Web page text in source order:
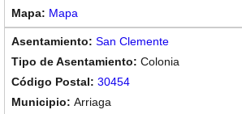
Mapa
San Clemente
Colonia
30454
Arriaga